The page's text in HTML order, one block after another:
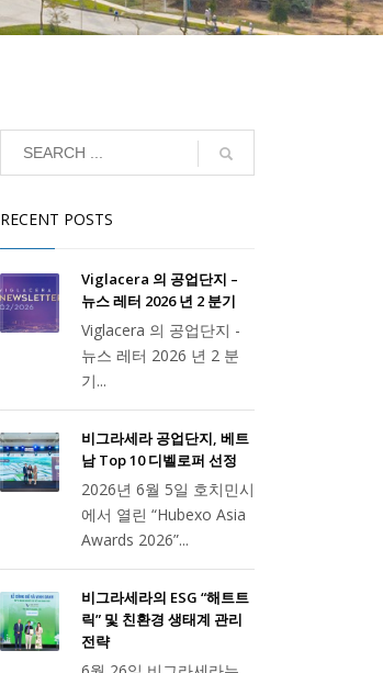
RECENT POSTS
Viglacera 의 공업단지 –
뉴스 레터 2026 년 2 분기
Viglacera 의 공업단지 -
뉴스 레터 2026 년 2 분
기...
비그라세라 공업단지, 베트
남 Top 10 디벨로퍼 선정
2026년 6월 5일 호치민시
에서 열린 “Hubexo Asia
Awards 2026”...
비그라세라의 ESG “해트트
릭” 및 친환경 생태계 관리
전략